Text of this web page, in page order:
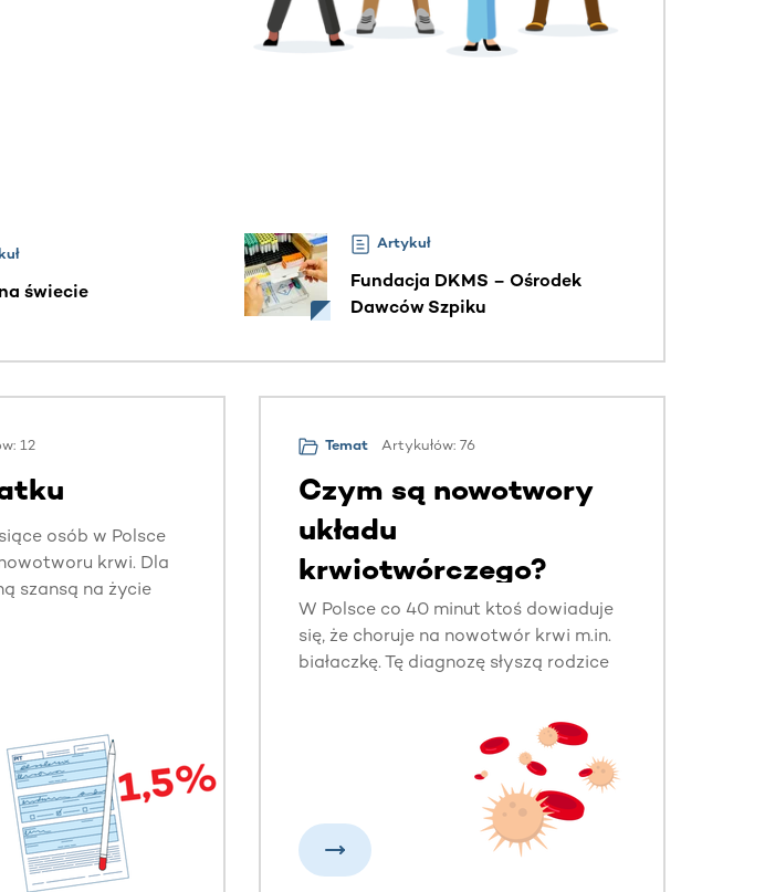
świecie
Artykuł
Fundacja DKMS – Ośrodek
Dawców Szpiku
12
osób w Polsce
krwi. Dla
szansą na życie
ich w procesie
Dawców szpiku
sprzętu
To możliwe
które
DKMS 1,5%
Temat Artykułów: 76
Czym są nowotwory
układu
krwiotwórczego?
W Polsce co 40 minut ktoś dowiaduje
się, że choruje na nowotwór krwi m.in.
białaczkę. Tę diagnozę słyszą rodzice
zachorować. Na szczęście każdy może
też pomóc. Dla wielu chorych jedyną
szansą na życie jest przeszczepienie
szpiku lub komórek macierzystych od
niespokrewnionego Dawcy. Dowiedz
się więcej o nowotworach krwi.